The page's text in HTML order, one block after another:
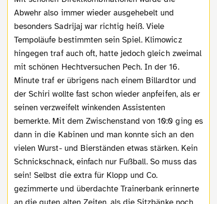
Abwehr also immer wieder ausgehebelt und
besonders Sadrijaj war richtig heiß. Viele
Tempoläufe bestimmten sein Spiel. Klimowicz
hingegen traf auch oft, hatte jedoch gleich zweimal
mit schönen Hechtversuchen Pech. In der 16.
Minute traf er übrigens nach einem Billardtor und
der Schiri wollte fast schon wieder anpfeifen, als er
seinen verzweifelt winkenden Assistenten
bemerkte. Mit dem Zwischenstand von 10:0 ging es
dann in die Kabinen und man konnte sich an den
vielen Wurst- und Bierständen etwas stärken. Kein
Schnickschnack, einfach nur Fußball. So muss das
sein! Selbst die extra für Klopp und Co.
gezimmerte und überdachte Trainerbank erinnerte